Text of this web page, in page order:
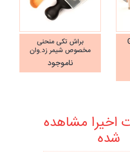
براش تکی منحنی
مخصوص شیمر زد.وان
z.one مدل Z-312ناموجود
اخیرا مشاهده
شده